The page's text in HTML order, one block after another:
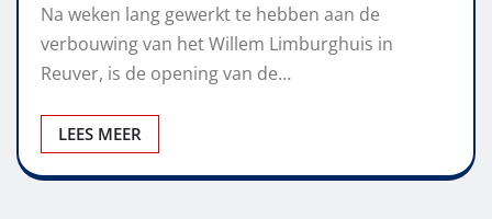
Na weken lang gewerkt te hebben aan de
verbouwing van het Willem Limburghuis in
Reuver, is de opening van de…
LEES MEER